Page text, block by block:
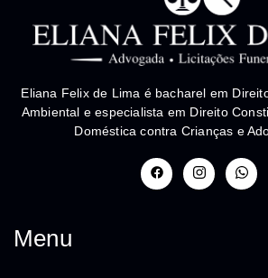
Eliana Felix de Lima é bacharel em
Ambiental e especialista em Direito
Doméstica contra Crianças e
Menu